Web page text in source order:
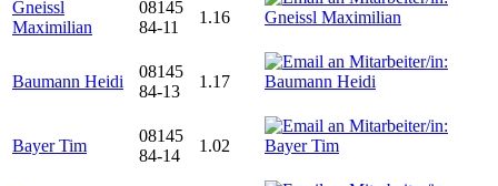
Gneissl
Maximilian
08145
84-11
1.16
Baumann Heidi
08145
84-13
1.17
Bayer Tim
08145
84-14
1.02